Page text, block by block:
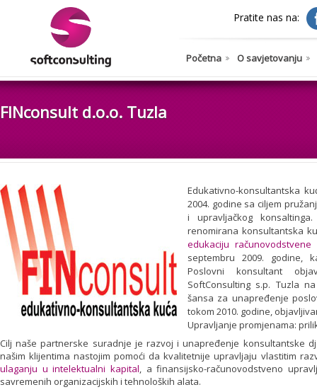
Pratite nas na:
Početna O savjetovanju
FINconsult d.o.o. Tuzla
Edukativno-konsultantska
2004. godine sa ciljem
i upravljačkog
renomirana konsultantska
edukaciju računovodstvene
septembru 2009. godine,
Poslovni konsultant
SoftConsulting s.p. Tuzla
šansa za unapređenje
tokom 2010. godine,
Upravljanje promjenama:
Cilj naše partnerske suradnje je razvoj i unapređenje konsultantske
našim klijentima nastojim pomoći da kvalitetnije upravljaju vlastitim
ulaganju u intelektualni kapital, a finansijsko-računovodstveno
savremenih organizacijskih i tehnoloških alata.